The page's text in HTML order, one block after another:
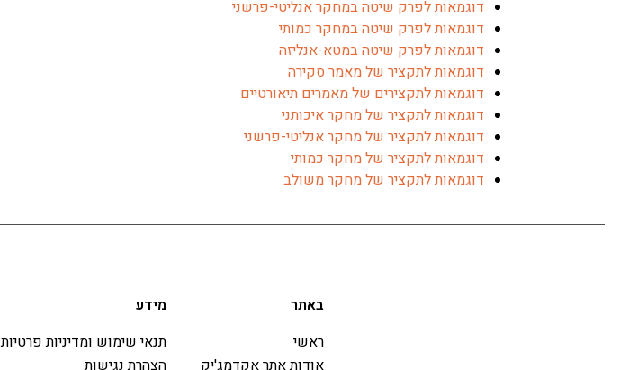
דוגמאות לפרק שיטה במחקר אנליטי-פרשני
דוגמאות לפרק שיטה במחקר כמותי
דוגמאות לפרק שיטה במטא-אנליזה
דוגמאות לתקציר של מאמר סקירה
דוגמאות לתקצירים של מאמרים תיאורטיים
דוגמאות לתקציר של מחקר איכותני
דוגמאות לתקציר של מחקר אנליטי-פרשני
דוגמאות לתקציר של מחקר כמותי
דוגמאות לתקציר של מחקר משולב
באתר
ראשי
אודות אתר אקדמג'יק
מידע
תנאי שימוש ומדיניות פרטיות
הצהרת נגישות